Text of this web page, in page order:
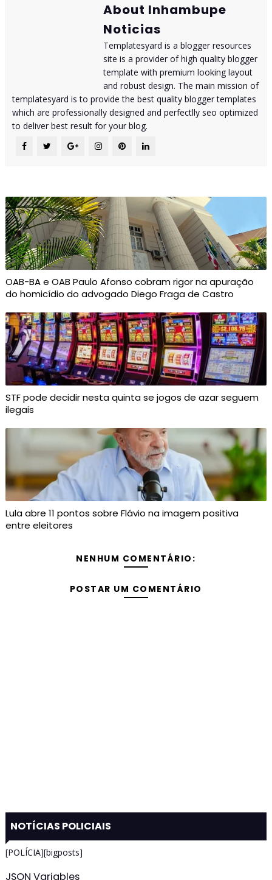
About Inhambupe
Noticias
Templatesyard is a blogger resources
site is a provider of high quality blogger
template with premium looking layout
and robust design. The main mission of
templatesyard is to provide the best quality blogger templates
which are professionally designed and perfectlly seo optimized
to deliver best result for your blog.
OAB-BA e OAB Paulo Afonso cobram rigor na apuração
do homicídio do advogado Diego Fraga de Castro
STF pode decidir nesta quinta se jogos de azar seguem
ilegais
Lula abre 11 pontos sobre Flávio na imagem positiva
entre eleitores
NENHUM COMENTÁRIO:
POSTAR UM COMENTÁRIO
NOTÍCIAS POLICIAIS
[POLÍCIA][bigposts]
JSON Variables